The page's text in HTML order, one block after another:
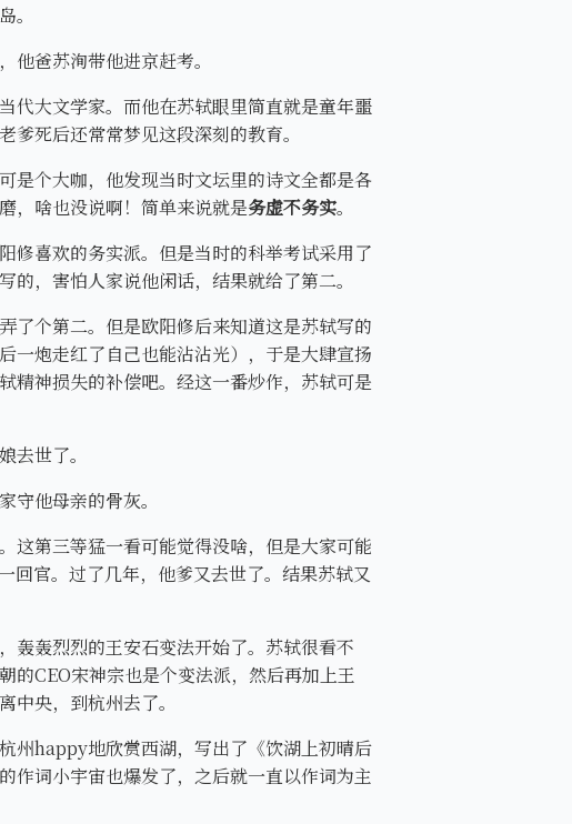
。
爸苏洵带他进京赶考。
代大文学家。而他在苏轼眼里简直就是童年噩
死后还常常梦见这段深刻的教育。
是个大咖，他发现当时文坛里的诗文全都是各
，啥也没说啊！简单来说就是务虚不务实。
修喜欢的务实派。但是当时的科举考试采用了
，害怕人家说他闲话，结果就给了第二。
了个第二。但是欧阳修后来知道这是苏轼写的
一炮走红了自己也能沾沾光），于是大肆宣扬
精神损失的补偿吧。经这一番炒作，苏轼可是
去世了。
守他母亲的骨灰。
这第三等猛一看可能觉得没啥，但是大家可能
官。过了几年，他爹又去世了。结果苏轼又
轰轰烈烈的王安石变法开始了。苏轼很看不
的CEO宋神宗也是个变法派，然后再加上王
中央，到杭州去了。
州happy地欣赏西湖，写出了《饮湖上初晴后
作词小宇宙也爆发了，之后就一直以作词为主